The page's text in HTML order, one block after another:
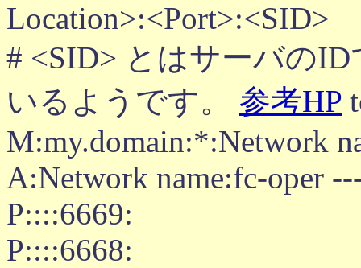
Location>:<Port>:<SID>
# <SID> とはサーバの
いるようです。 参考HP
M:my.domain:*:Network
A:Network name:fc-oper
P::::6669:
P::::6668: